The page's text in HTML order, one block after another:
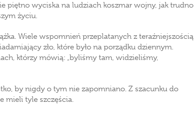
piętno wyciska na ludziach koszmar wojny, jak trudno
życiu.
Wiele wspomnień przeplatanych z teraźniejszością
zło, które było na porządku dziennym.
którzy mówią: „byliśmy tam, widzieliśmy,
by nigdy o tym nie zapomniano. Z szacunku do
mieli tyle szczęścia.